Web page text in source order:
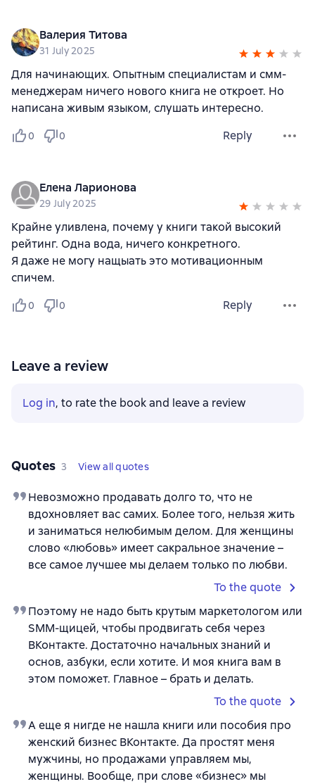
Валерия Титова
31 July 2025
Для начинающих. Опытным специалистам и смм-
менеджерам ничего нового книга не откроет. Но
написана живым языком, слушать интересно.
0 0 Reply
Елена Ларионова
29 July 2025
Крайне уливлена, почему у книги такой высокий
рейтинг. Одна вода, ничего конкретного.
Я даже не могу нащыать это мотивационным
спичем.
0 0 Reply
Leave a review
Log in, to rate the book and leave a review
Quotes 3 View all quotes
Невозможно продавать долго то, что не
вдохновляет вас самих. Более того, нельзя жить
и заниматься нелюбимым делом. Для женщины
слово «любовь» имеет сакральное значение –
все самое лучшее мы делаем только по любви.
To the quote
Поэтому не надо быть крутым маркетологом или
SMM-щицей, чтобы продвигать себя через
ВКонтакте. Достаточно начальных знаний и
основ, азбуки, если хотите. И моя книга вам в
этом поможет. Главное – брать и делать.
To the quote
А еще я нигде не нашла книги или пособия про
женский бизнес ВКонтакте. Да простят меня
мужчины, но продажами управляем мы,
женщины. Вообще, при слове «бизнес» мы